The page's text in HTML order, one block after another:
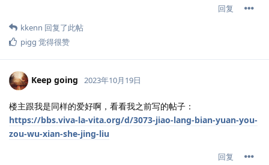
回复
kkenn 回复了此帖
pigg 觉得很赞
Keep going 2023年10月19日
楼主跟我是同样的爱好啊，看看我之前写的帖子：
https://bbs.viva-la-vita.org/d/3073-jiao-lang-bian-yuan-you-
zou-wu-xian-she-jing-liu
回复